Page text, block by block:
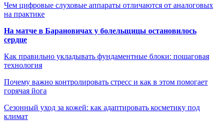
Чем цифровые слуховые аппараты отличаются от аналоговых
на практике
На матче в Барановичах у болельщицы остановилось
сердце
Как правильно укладывать фундаментные блоки: пошаговая
технология
Почему важно контролировать стресс и как в этом помогает
горячая йога
Сезонный уход за кожей: как адаптировать косметику под
климат